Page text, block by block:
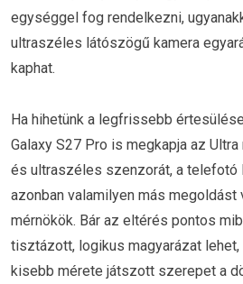
egységgel fog rendelkezni,
ultraszéles látószögű kamera
kaphat.
Ha hihetünk a legfrissebb
Galaxy S27 Pro is megkapja az
és ultraszéles szenzorát, a telefotó
azonban valamilyen más megoldást
mérnökök. Bár az eltérés pontos
tisztázott, logikus magyarázat lehet,
kisebb mérete játszott szerepet a